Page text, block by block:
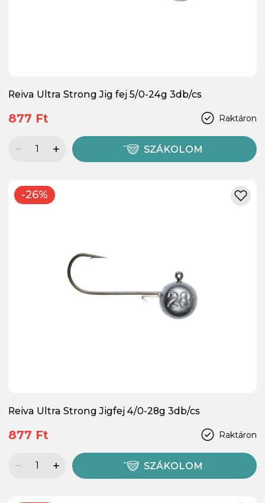
Reiva Ultra Strong Jig fej 5/0-24g 3db/cs
Raktáron
877 Ft
SZÁKOLOM
-26%
Reiva Ultra Strong Jigfej 4/0-28g 3db/cs
Raktáron
877 Ft
SZÁKOLOM